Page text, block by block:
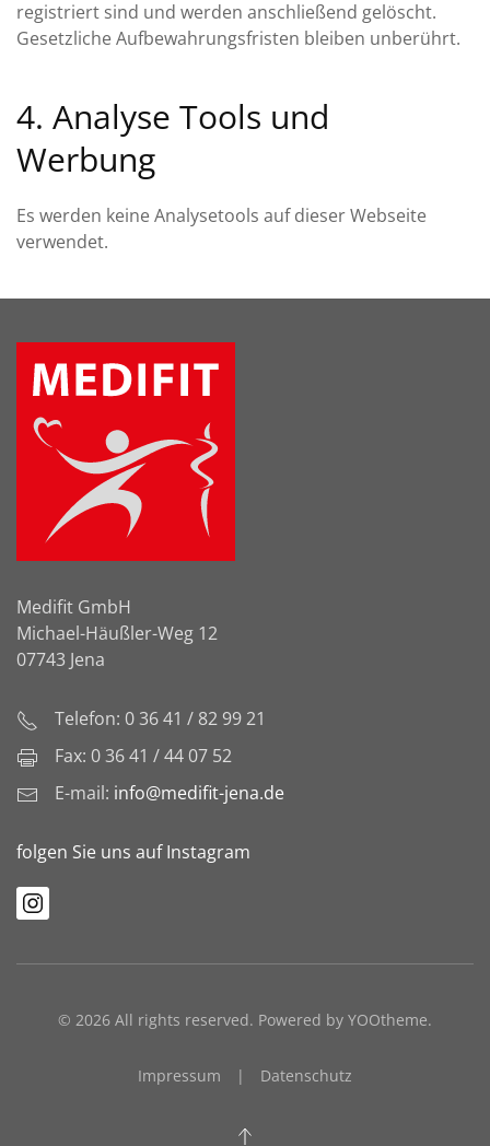
registriert sind und werden anschließend gelöscht.
Gesetzliche Aufbewahrungsfristen bleiben unberührt.
4. Analyse Tools und
Werbung
Es werden keine Analysetools auf dieser Webseite
verwendet.
Medifit GmbH
Michael-Häußler-Weg 12
07743 Jena
Telefon: 0 36 41 / 82 99 21
Fax: 0 36 41 / 44 07 52
E-mail: info@medifit-jena.de
folgen Sie uns auf Instagram
© 2026 All rights reserved. Powered by YOOtheme.
Impressum | Datenschutz